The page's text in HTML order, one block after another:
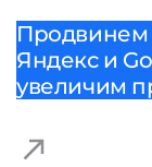
Продвинем
Яндекс и
увеличим